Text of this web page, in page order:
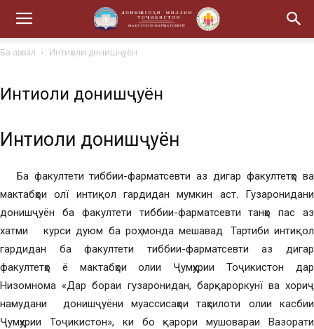
Ба аввал Интиқоли донишҷуён
Интиқоли донишҷуён
Интиқоли донишҷуён
Ба факултети тиббии-фарматсевти аз дигар факултетҳо ва
мактабҳои олї интиқол гардидан мумкин аст. Гузаронидани
донишҷуён ба факултети тиббии-фарматсевти танҳо пас аз
хатми курси дуюм ба роҳ монда мешавад. Тартиби интиқол
гардидан ба факултети тиббии-фарматсевти аз дигар
факултетҳо ё мактабҳои олии Ҷумҳурии Тоҷикистон дар
Низомнома «Дар бораи гузаронидан, барқароркунї ва хориҷ
намудани донишҷуёни муассисаҳои таҳсилоти олии касбии
Ҷумҳурии Тоҷикистон», ки бо қарори мушовараи Вазорати